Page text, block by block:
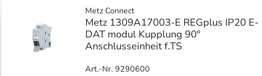
Metz Connect
Metz 1309A17003-E REGplus IP20 E-
DAT modul Kupplung 90°
Anschlusseinheit f.TS
Art.-Nr. 9290600